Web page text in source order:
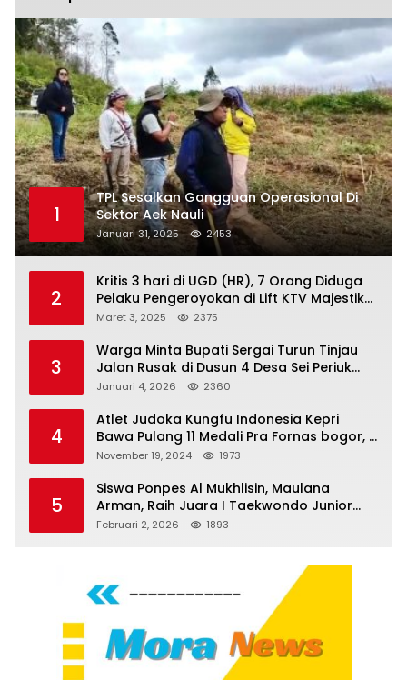
1
TPL Sesalkan Gangguan Operasional Di
Sektor Aek Nauli
Januari 31, 2025 2453
2
Kritis 3 hari di UGD (HR), 7 Orang Diduga
Pelaku Pengeroyokan di Lift KTV Majestik
Melenggang Bebas, Kantor Hukum JAP
Tanjungpinang
Maret 3, 2025 2375
3
Warga Minta Bupati Sergai Turun Tinjau
Jalan Rusak di Dusun 4 Desa Sei Periuk
Serdang Bedagai
Januari 4, 2026 2360
4
Atlet Judoka Kungfu Indonesia Kepri
Bawa Pulang 11 Medali Pra Fornas bogor, 3
Emas dan 8 Perunggu.
November 19, 2024 1973
5
Siswa Ponpes Al Mukhlisin, Maulana
Arman, Raih Juara I Taekwondo Junior
Putra di Riau National Championship 2026
Februari 2, 2026 1893